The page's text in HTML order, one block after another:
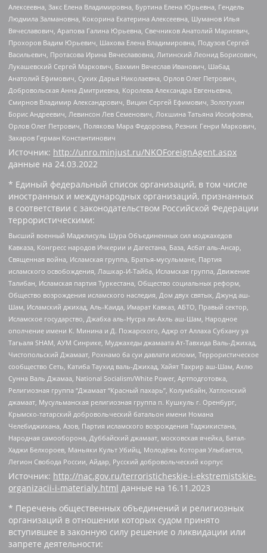
Алексеевна, Закс Елена Владимировна, Буртина Елена Юрьевна, Гендель
Людмила Залмановна, Кокорина Екатерина Алексеевна, Шуманов Илья
Вячеславович, Арапова Галина Юрьевна, Свечников Анатолий Мариевич,
Прохоров Вадим Юрьевич, Шахова Елена Владимировна, Подузов Сергей
Васильевич, Протасова Ирина Вячеславовна, Литинский Леонид Борисович,
Лукашевский Сергей Маркович, Бахмин Вячеслав Иванович, Шабад
Анатолий Ефимович, Сухих Дарья Николаевна, Орлов Олег Петрович,
Добровольская Анна Дмитриевна, Королева Александра Евгеньевна,
Смирнов Владимир Александрович, Вицин Сергей Ефимович, Золотухин
Борис Андреевич, Левинсон Лев Семенович, Локшина Татьяна Иосифовна,
Орлов Олег Петрович, Полякова Мара Федоровна, Резник Генри Маркович,
Захаров Герман Константинович
Источник: http://unro.minjust.ru/NKOForeignAgent.aspx
данные на 24.03.2022
* Единый федеральный список организаций, в том числе
иностранных и международных организаций, признанных
в соответствии с законодательством Российской Федерации
террористическими:
Высший военный Маджлисуль Шура Объединенных сил моджахедов
Кавказа, Конгресс народов Ичкерии и Дагестана, База, Асбат аль-Ансар,
Священная война, Исламская группа, Братья-мусульмане, Партия
исламского освобождения, Лашкар-И-Тайба, Исламская группа, Движение
Талибан, Исламская партия Туркестана, Общество социальных реформ,
Общество возрождения исламского наследия, Дом двух святых, Джунд аш-
Шам, Исламский джихад, Аль-Каида, Имарат Кавказ, АБТО, Правый сектор,
Исламское государство, Джабха аль-Нусра ли-Ахль аш-Шам, Народное
ополчение имени К. Минина и Д. Пожарского, Аджр от Аллаха Субхану уа
Тагьаля SHAM, АУМ Синрике, Муджахеды джамаата Ат-Тавхида Валь-Джихад,
Чистопольский Джамаат, Рохнамо ба суи давлати исломи, Террористическое
сообщество Сеть, Катиба Таухид валь-Джихад, Хайят Тахрир аш-Шам, Ахлю
Сунна Валь Джамаа, National Socialism/White Power, Артподготовка,
Религиозная группа “Джамаат “Красный пахарь”, Колумбайн, Хатлонский
джамаат, Мусульманская религиозная группа п. Кушкуль г. Оренбург,
Крымско-татарский добровольческий батальон имени Номана
Челебиджихана, Азов, Партия исламского возрождения Таджикистана,
Народная самооборона, Дуббайский джамаат, московская ячейка, Батал-
Хаджи Белхороев, Маньяки Культ Убийц, Молодёжь Которая Улыбается,
Легион Свобода России, Айдар, Русский добровольческий корпус
Источник: http://nac.gov.ru/terroristicheskie-i-ekstremistskie-
organizacii-i-materialy.html данные на 16.11.2023
* Перечень общественных объединений и религиозных
организаций в отношении которых судом принято
вступившее в законную силу решение о ликвидации или
запрете деятельности: